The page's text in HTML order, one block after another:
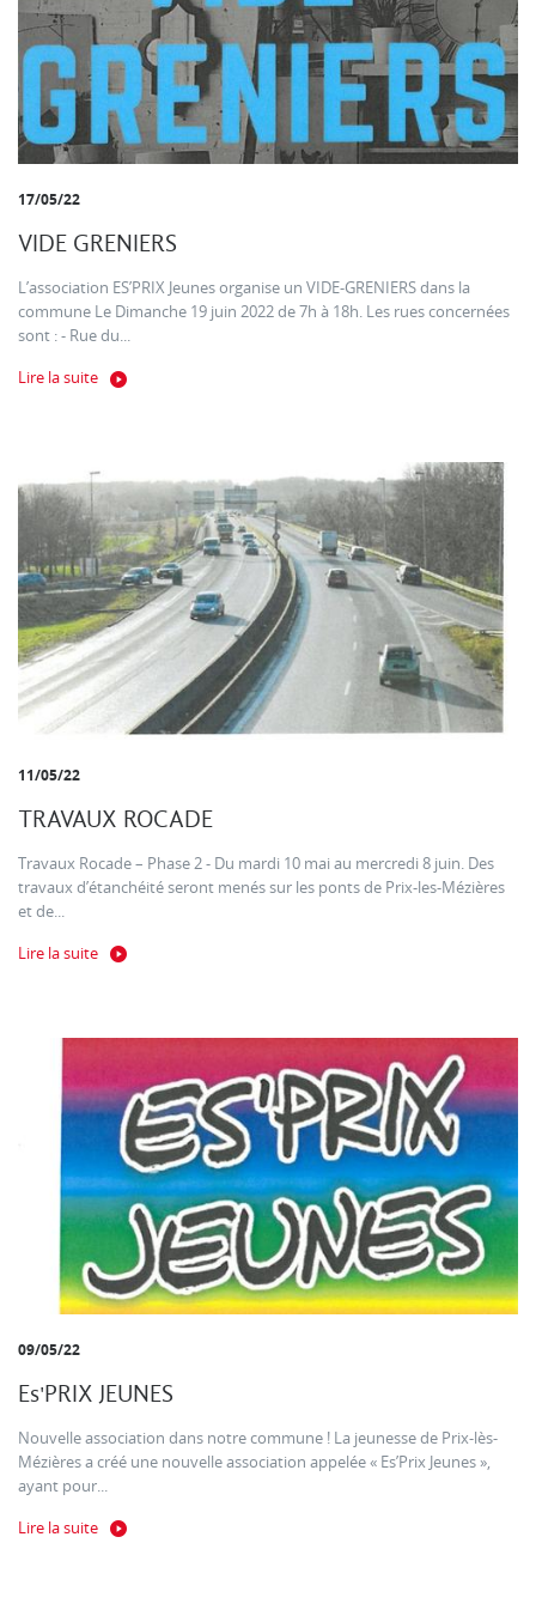
17/05/22
VIDE GRENIERS
L’association ES’PRIX Jeunes organise un VIDE-GRENIERS dans la
commune Le Dimanche 19 juin 2022 de 7h à 18h. Les rues concernées
sont : - Rue du...
Lire la suite
11/05/22
TRAVAUX ROCADE
Travaux Rocade – Phase 2 - Du mardi 10 mai au mercredi 8 juin. Des
travaux d’étanchéité seront menés sur les ponts de Prix-les-Mézières
et de...
Lire la suite
09/05/22
Es'PRIX JEUNES
Nouvelle association dans notre commune ! La jeunesse de Prix-lès-
Mézières a créé une nouvelle association appelée « Es’Prix Jeunes »,
ayant pour...
Lire la suite